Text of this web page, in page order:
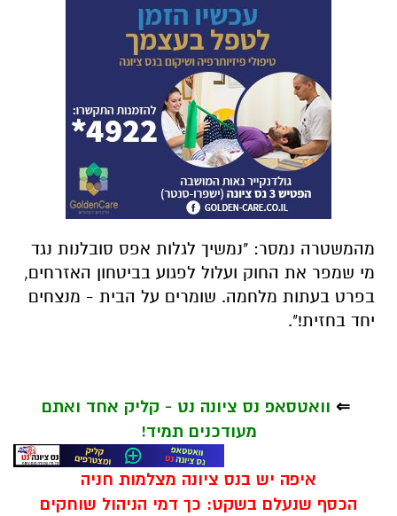
מהמשטרה נמסר: "נמשיך לגלות אפס סובלנות נגד
מי שמפר את החוק ועלול לפגוע בביטחון האזרחים,
בפרט בעתות מלחמה. שומרים על הבית - מנצחים
יחד בחזית!".
⇐ וואטסאפ נס ציונה נט - קליק אחד ואתם
מעודכנים תמיד!
איפה יש בנס ציונה מצלמות חניה
הכסף שנעלם בשקט: כך דמי הניהול שוחקים